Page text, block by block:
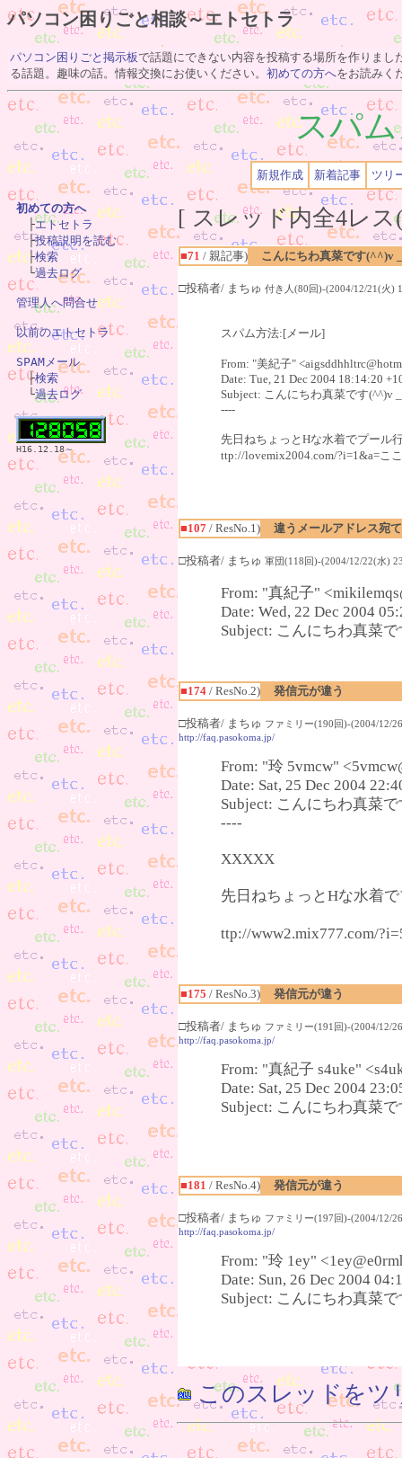
パソコン困りごと相談～エトセトラ
パソコン困りごと掲示板で話題にできない内容を投稿する場所を作りまし
る話題。趣味の話。情報交換にお使いください。 初めての方へをお読みく
スパ
新規作成 新着記事 ツリ
[ スレッド内全4レ
■71 / 親記事) こんにちわ真菜です(^^)v
□投稿者/ まちゅ 付き人(80回)-(2004/12/21(火)
スパム方法:[メール]
From: "美紀子"
Date: Tue, 21 Dec 2004 18:14:20
Subject: こんにちわ真菜です(^^)v
----
先日ねちょっとHな水着でプール
ttp://lovemix2004.com/?i=1&a=こ
■107 / ResNo.1) 違うメールアドレス宛
□投稿者/ まちゅ 軍団(118回)-(2004/12/22(水)
From: "真紀子"
Date: Wed, 22 Dec 2004
Subject: こんにちわ真菜
■174 / ResNo.2) 発信元が違う
□投稿者/ まちゅ ファミリー(190回)-(2004/12/
http://faq.pasokoma.jp/
From: "玲 5vmcw"
Date: Sat, 25 Dec 2004
Subject: こんにちわ真菜
----
XXXXX
先日ねちょっとHな水着
ttp://www2.mix777.com/
■175 / ResNo.3) 発信元が違う
□投稿者/ まちゅ ファミリー(191回)-(2004/12/
http://faq.pasokoma.jp/
From: "真紀子 s4uke"
Date: Sat, 25 Dec 2004
Subject: こんにちわ真菜
■181 / ResNo.4) 発信元が違う
□投稿者/ まちゅ ファミリー(197回)-(2004/12/
http://faq.pasokoma.jp/
From: "玲 1ey"
Date: Sun, 26 Dec 2004
Subject: こんにちわ真菜
このスレッドをツ
初めての方へ
├エトセトラ
├投稿説明を読む
├検索
└過去ログ
管理人へ問合せ
以前のエトセトラ
SPAMメール
├検索
└過去ログ
H16.12.18～